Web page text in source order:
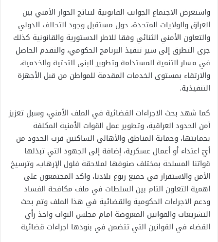
واستعرض الاجتماع الجوانب القانونية لنتائج الحوار الأمني بين
العراق والولايات المتحدة، حول مستقبل وجود التحالف الدولي
والتعاون الأمني الثنائي وفقا للاطر الدستورية والقانونية كذلك
جرى التطرق إلى سير تنفيذ البرنامج الحكومي، والتقدم الحاصل
في مسار التنمية المستدامة وتطوير البنى التحتية والخدمية،
والارتقاء بمستوى الخدمات المقدمة للمواطن من قبل الأجهزة
التنفيذية.
كما شهد بحث الاجراءات القضائية في الملف الأمني، وسبل تعزيز
أمن الحدود العراقية، وتطوير عمل القوات الأمنية المكلفة
بحمايتها، وحماية المناطق والأهالي الساكنين قرب الحدود من
أيّ اعتداء أو أعمال عسكرية، إضافة إلى الجهود التي تبذلها
قواتنا المسلحة بمختلف صنوفها لملاحقة فلول الإرهاب، وترسيخ
الأمن والاستقرار في جميع ربوع بلادنا، واكد المجتمعون على
اهمية التعاون التام بين السلطات في ملف مكافحة الفساد
ودعم الاجراءات الحكومية والقضائية في هذا الملف وتم بحث
التشريعات والقوانين المعروضة امام مجلس النواب واخذ رأي
القضاء في القوانين التي تتضمن في بنودها اجراءات قضائية